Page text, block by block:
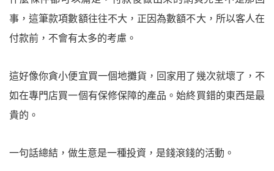
事，這筆款項數額往往不大，正因為數額不大，所以客人在
付款前，不會有太多的考慮。
這好像你貪小便宜買一個地攤貨，回家用了幾次就壞了，不
如在專門店買一個有保修保障的產品。始終買錯的東西是最
貴的。
一句話總結，做生意是一種投資，是錢滾錢的活動。